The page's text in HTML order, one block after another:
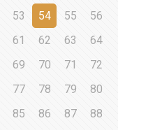
53 54 55
56
61 62 63
64
69 70 71
72
77 78 79
80
85 86 87
88